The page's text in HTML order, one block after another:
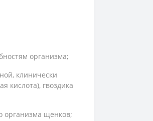
организма;
клинически
кислота), гвоздика
организма щенков;